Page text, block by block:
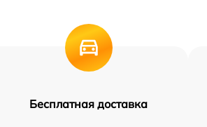
Бесплатная доставка